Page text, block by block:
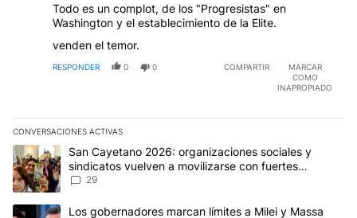
Todo es un complot, de los "Progresistas" en
Washington y el establecimiento de la Elite.
venden el temor.
RESPONDER 0 0 COMPARTIR
MARCAR
COMO
INAPROPIADO
CONVERSACIONES ACTIVAS
Este listado muestra los artículos con más comentarios en los
Un artículo de tendencia con el título "San Cayetano 2026:
San Cayetano 2026: organizaciones sociales y
sindicatos vuelven a movilizarse con fuertes
reclamos al Gobierno
29
Un artículo de tendencia con el título "Los gobernadores marcan
Los gobernadores marcan límites a Milei y Massa